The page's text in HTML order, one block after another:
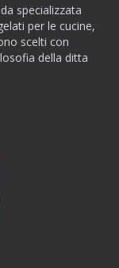
specializzata
per le cucine,
scelti con
della ditta